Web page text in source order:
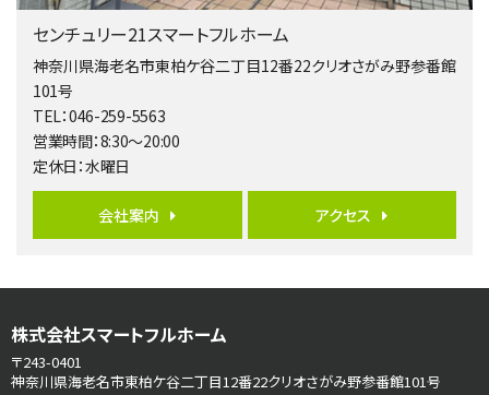
橋本駅
第6位
バ12分・歩4分
並列２台駐車可。１階はリビングと水まわりをまとめ…
3,680万円
ご家族が集まるLDKは１７．５帖とゆとりある広さ…
センチュリー21スマートフルホーム
神奈川県海老名市東柏ケ谷二丁目12番22クリオさがみ野参番館
101号
TEL：046-259-5563
営業時間：8:30～20:00
定休日：水曜日
会社案内 アクセス
株式会社スマートフルホーム
〒243-0401
神奈川県海老名市東柏ケ谷二丁目12番22クリオさがみ野参番館101号